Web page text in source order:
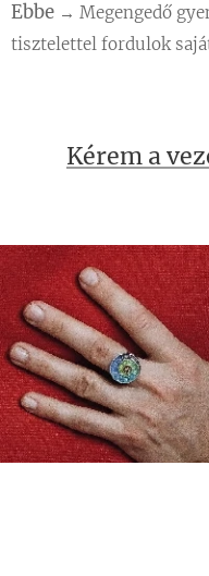
Ebbe → Megengedő
tisztelettel fordulok
Kérem a